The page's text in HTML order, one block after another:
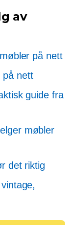
av
på nett
på nett
guide fra
møbler
det riktig